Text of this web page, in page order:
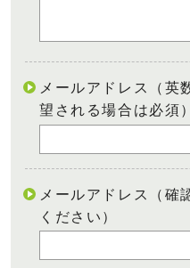
メールアドレス（英
望される場合は必須）
メールアドレス（確
ください）